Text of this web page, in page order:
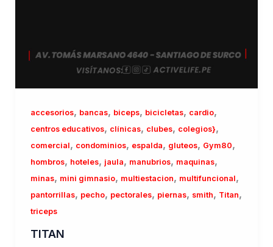
accesorios, bancas, biceps, bicicletas, cardio,
centros educativos, clínicas, clubes, colegios},
comercial, condominios, espalda, gluteos, Gym80,
hombros, hoteles, jaula, manubrios, maquinas,
minas, mini gimnasio, multiestacion, multifuncional,
pantorrillas, pecho, pectorales, piernas, smith, Titan,
triceps
TITAN